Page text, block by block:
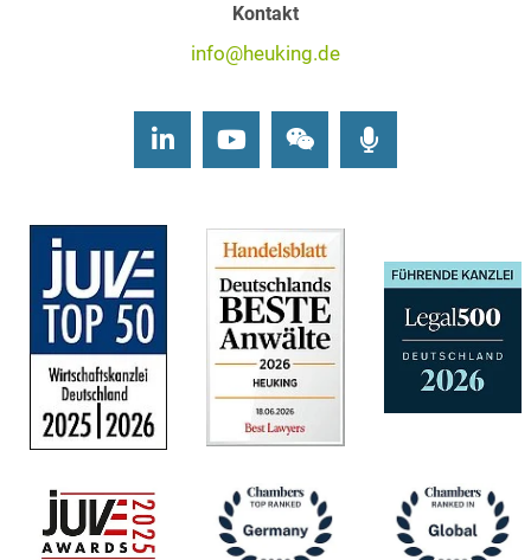
Kontakt
info@heuking.de
LinkedInYoutubeWechat